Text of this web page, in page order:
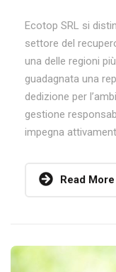
Ecotop SRL si
settore del
una delle regioni
guadagnata una
dedizione per
gestione
impegna
Read More